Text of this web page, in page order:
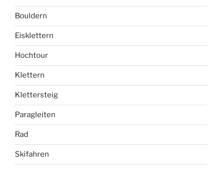
Bouldern
Eisklettern
Hochtour
Klettern
Klettersteig
Paragleiten
Rad
Skifahren